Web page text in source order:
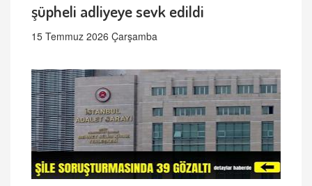
şüpheli adliyeye sevk edildi
15 Temmuz 2026 Çarşamba